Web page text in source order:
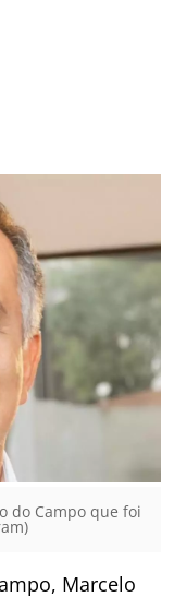
do Campo que foi
Marcelo